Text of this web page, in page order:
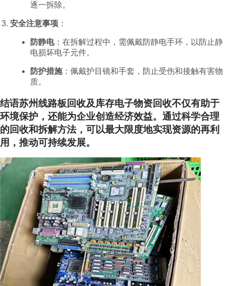
逐一拆除。
安全注意事项 ：
防静电：在拆解过程中，需佩戴防静电手环，以防止静
电损坏电子元件。
防护措施：佩戴护目镜和手套，防止受伤和接触有害物
质。
结语苏州线路板回收及库存电子物资回收不仅有助于
环境保护，还能为企业创造经济效益。通过科学合理
的回收和拆解方法，可以最大限度地实现资源的再利
用，推动可持续发展。